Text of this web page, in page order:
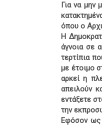
Για να μην
όπου ο
Η
άγνοια σε
τερτίπια
με έτοιμο
αρκεί η
απειλούν
εντάξετε
την
Εφόσον ως